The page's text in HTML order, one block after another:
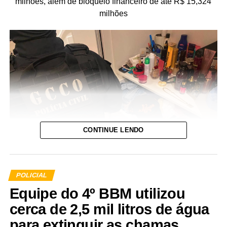
milhões
A Polícia Civil de Mato Grosso deflagrou, nesta quinta-
feira (29.7), a Operação Replay para cumprimento de 10
CONTINUE LENDO
POLICIAL
Equipe do 4º BBM utilizou
cerca de 2,5 mil litros de água